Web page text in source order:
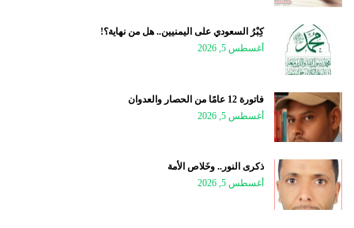
كِبْرُ السعودي على اليمنيين.. هل من نهاية؟!
أغسطس 5, 2026
فاتورة 12 عامًا من الحصار والعدوان
أغسطس 5, 2026
ذكرى النور.. وخَلاص الأمة
أغسطس 5, 2026